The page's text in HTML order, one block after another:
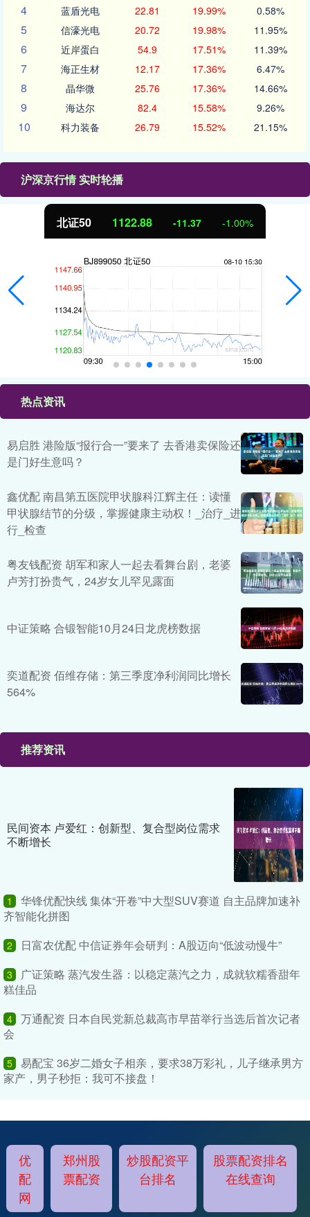
4 蓝盾光电 22.81 19.99% 0.58%
5 信濠光电 20.72 19.98% 11.95%
6 近岸蛋白 54.9 17.51% 11.39%
7 海正生材 12.17 17.36% 6.47%
8 晶华微 25.76 17.36% 14.66%
9 海达尔 82.4 15.58% 9.26%
10 科力装备 26.79 15.52% 21.15%
沪深京行情 实时轮播
北证50 1122.88 -11.37 -1.00%
热点资讯
易启胜 港险版“报行合一”要来了 去香港卖保险还
是门好生意吗？
鑫优配 南昌第五医院甲状腺科江辉主任：读懂
甲状腺结节的分级，掌握健康主动权！_治疗_进
行_检查
粤友钱配资 胡军和家人一起去看舞台剧，老婆
卢芳打扮贵气，24岁女儿罕见露面
中证策略 合锻智能10月24日龙虎榜数据
奕道配资 佰维存储：第三季度净利润同比增长
564%
推荐资讯
民间资本 卢爱红：创新型、复合型岗位需求
不断增长
1
华锋优配快线 集体“开卷”中大型SUV赛道 自主品牌加速补
齐智能化拼图
2 日富农优配 中信证券年会研判：A股迈向“低波动慢牛”
3
广证策略 蒸汽发生器：以稳定蒸汽之力，成就软糯香甜年
糕佳品
4 万通配资 日本自民党新总裁高市早苗举行当选后首次记者
会
5 易配宝 36岁二婚女子相亲，要求38万彩礼，儿子继承男方
家产，男子秒拒：我可不接盘！
优
配
网
郑州股
票配资
炒股配资平
台排名
股票配资排名
在线查询